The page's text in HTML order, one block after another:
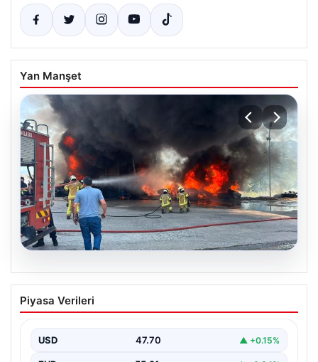
Yan Manşet
06.08.2026
Dumanlar ilçeyi kapladı: Bursa’da
tamirhanede yangın
Piyasa Verileri
USD 47.70 ▲ +0.15%